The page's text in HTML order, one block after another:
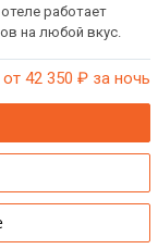
работает
на любой вкус.
пляжного отдыха.
от 42 350 ₽ за ночь